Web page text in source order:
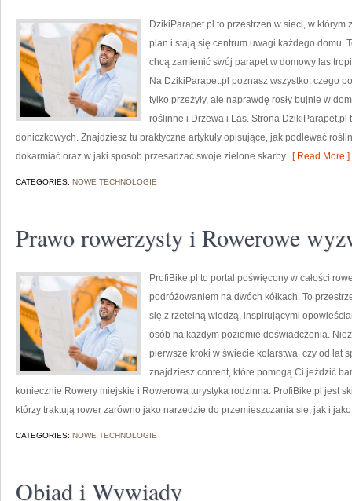
DzikiParapet.pl to przestrzeń w sieci, w
plan i stają się centrum uwagi każdego domu.
chcą zamienić swój parapet w domowy las
Na DzikiParapet.pl poznasz wszystko, czego
tylko przeżyły, ale naprawdę rosły bujnie w
roślinne i Drzewa i Las. Strona
doniczkowych. Znajdziesz tu praktyczne artykuły opisujące, jak podlewać
dokarmiać oraz w jaki sposób przesadzać swoje zielone skarby. [ Read More ]
CATEGORIES: NOWE TECHNOLOGIE
Prawo rowerzysty i Rowerowe
ProfiBike.pl to portal poświęcony w całości
podróżowaniem na dwóch kółkach. To
się z rzetelną wiedzą, inspirującymi
osób na każdym poziomie doświadczenia.
pierwsze kroki w świecie kolarstwa, czy od lat
znajdziesz content, które pomogą Ci jeździć
koniecznie Rowery miejskie i Rowerowa turystyka rodzinna. ProfiBike.pl jest
którzy traktują rower zarówno jako narzędzie do przemieszczania się, jak i
CATEGORIES: NOWE TECHNOLOGIE
Obiad i Wywiady